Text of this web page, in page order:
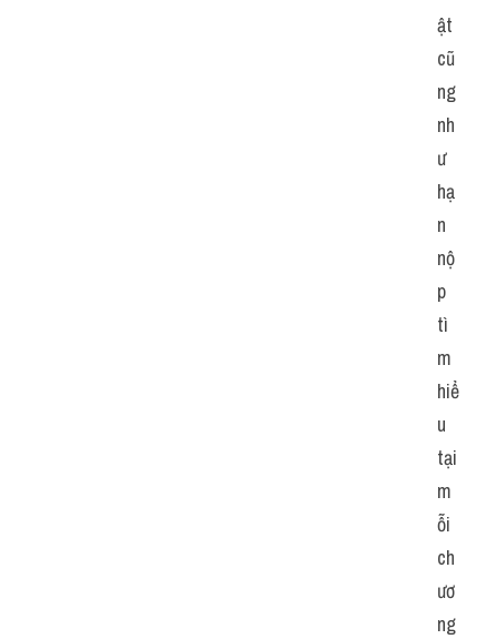
ật
cũ
ng
nh
ư
hạ
n
nộ
p
tì
m
hiể
u
tại
m
ỗi
ch
ươ
ng